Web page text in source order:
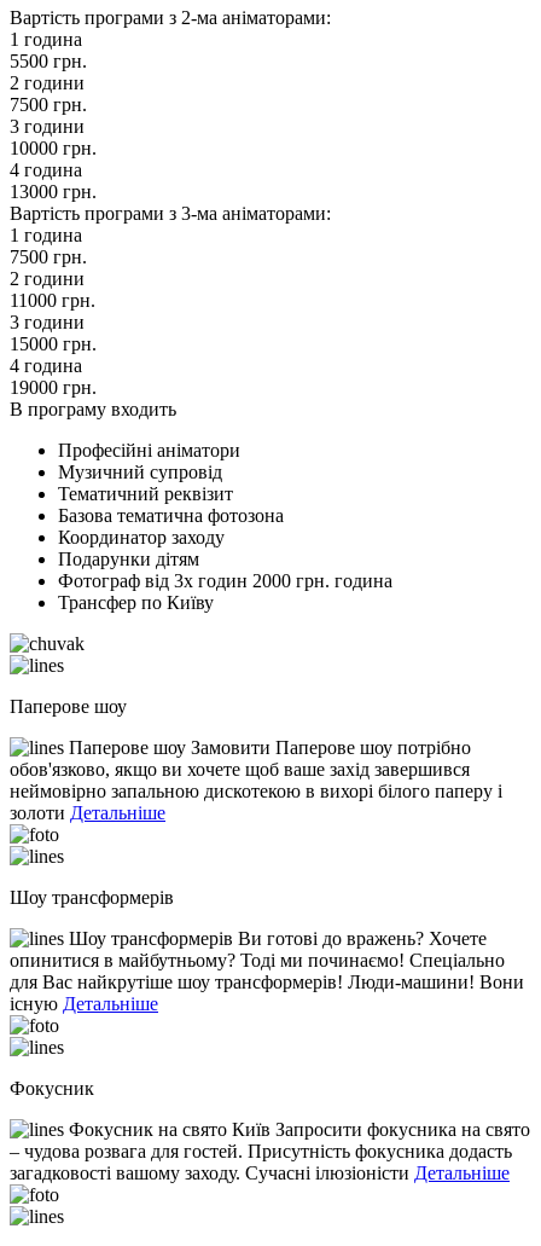
Вартість програми з 2-ма аніматорами:
1 година
5500 грн.
2 години
7500 грн.
3 години
10000 грн.
4 година
13000 грн.
Вартість програми з 3-ма аніматорами:
1 година
7500 грн.
2 години
11000 грн.
3 години
15000 грн.
4 година
19000 грн.
В програму входить
Професійні аніматори
Музичний супровід
Тематичний реквізит
Базова тематична фотозона
Координатор заходу
Подарунки дітям
Фотограф від 3х годин 2000 грн. година
Трансфер по Київу
Паперове шоу
Паперове шоу Замовити Паперове шоу потрібно
обов'язково, якщо ви хочете щоб ваше захід завершився
неймовірно запальною дискотекою в вихорі білого паперу і
золоти Детальніше
Шоу трансформерів
Шоу трансформерів Ви готові до вражень? Хочете
опинитися в майбутньому? Тоді ми починаємо! Спеціально
для Вас найкрутіше шоу трансформерів! Люди-машини! Вони
існую Детальніше
Фокусник
Фокусник на свято Київ Запросити фокусника на свято
– чудова розвага для гостей. Присутність фокусника додасть
загадковості вашому заходу. Сучасні ілюзіоністи Детальніше